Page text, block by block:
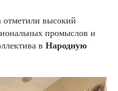
отметили высокий
промыслов и
в Народную